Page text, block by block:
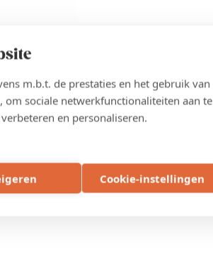
m.b.t. de prestaties en het gebruik van
om sociale netwerkfunctionaliteiten aan te
en personaliseren.
Cookie-instellingen